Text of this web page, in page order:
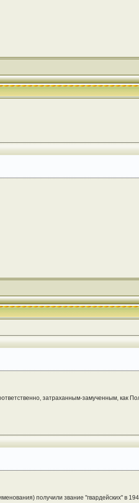
затраханным-замученным, как
получили звание "гвардейских" в